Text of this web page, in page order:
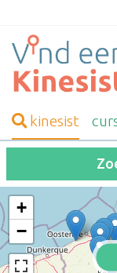
kinesist
+
−